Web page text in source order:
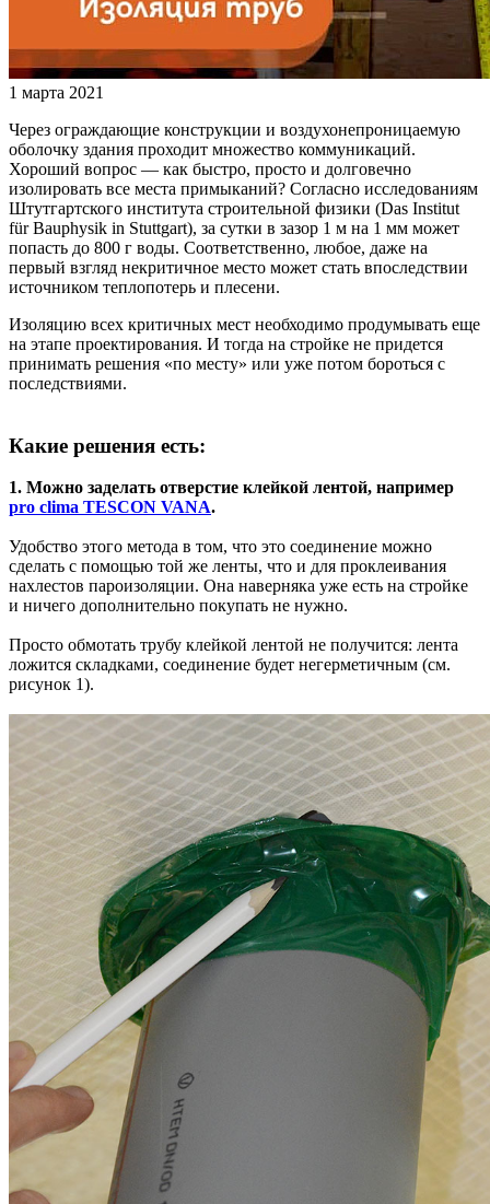
1 марта 2021
Через ограждающие конструкции и воздухонепроницаемую
оболочку здания проходит множество коммуникаций.
Хороший вопрос — как быстро, просто и долговечно
изолировать все места примыканий? Согласно исследованиям
Штутгартского института строительной физики (Das Institut
für Bauphysik in Stuttgart), за сутки в зазор 1 м на 1 мм может
попасть до 800 г воды. Соответственно, любое, даже на
первый взгляд некритичное место может стать впоследствии
источником теплопотерь и плесени.
Изоляцию всех критичных мест необходимо продумывать еще
на этапе проектирования. И тогда на стройке не придется
принимать решения «по месту» или уже потом бороться с
последствиями.
Какие решения есть:
1. Можно заделать отверстие клейкой лентой, например
pro clima TESCON VANA.
Удобство этого метода в том, что это соединение можно
сделать с помощью той же ленты, что и для проклеивания
нахлестов пароизоляции. Она наверняка уже есть на стройке
и ничего дополнительно покупать не нужно.
Просто обмотать трубу клейкой лентой не получится: лента
ложится складками, соединение будет негерметичным (см.
рисунок 1).